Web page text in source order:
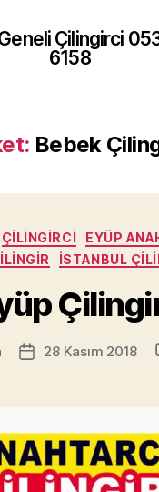
Çilingirci
6158
Bebek
Kategoriler
ÇILINGIRCI
EYÜP
İSTANBUL
Yazı28 Kasım 2018